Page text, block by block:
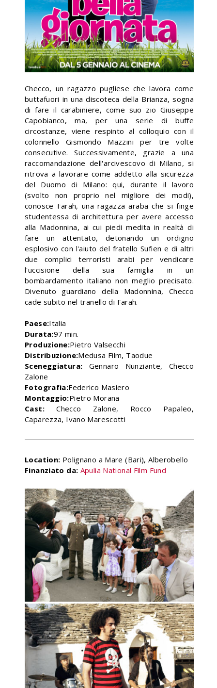
Checco, un ragazzo pugliese che lavora come
buttafuori in una discoteca della Brianza, sogna
di fare il carabiniere, come suo zio Giuseppe
Capobianco, ma, per una serie di buffe
circostanze, viene respinto al colloquio con il
colonnello Gismondo Mazzini per tre volte
consecutive. Successivamente, grazie a una
raccomandazione dell'arcivescovo di Milano, si
ritrova a lavorare come addetto alla sicurezza
del Duomo di Milano: qui, durante il lavoro
(svolto non proprio nel migliore dei modi),
conosce Farah, una ragazza araba che si finge
studentessa di architettura per avere accesso
alla Madonnina, ai cui piedi medita in realtà di
fare un attentato, detonando un ordigno
esplosivo con l'aiuto del fratello Sufien e di altri
due complici terroristi arabi per vendicare
l'uccisione della sua famiglia in un
bombardamento italiano non meglio precisato.
Divenuto guardiano della Madonnina, Checco
cade subito nel tranello di Farah.
Paese:Italia
Durata:97 min.
Produzione:Pietro Valsecchi
Distribuzione:Medusa Film, Taodue
Sceneggiatura: Gennaro Nunziante, Checco
Zalone
Fotografia:Federico Masiero
Montaggio:Pietro Morana
Cast:Checco Zalone, Rocco Papaleo,
Caparezza, Ivano Marescotti
Location: Polignano a Mare (Bari), Alberobello
Finanziato da: Apulia National Film Fund